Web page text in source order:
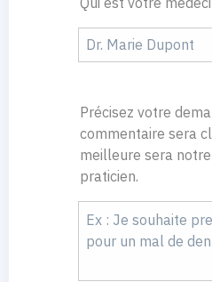
Précisez votre
commentaire sera
meilleure sera
praticien.